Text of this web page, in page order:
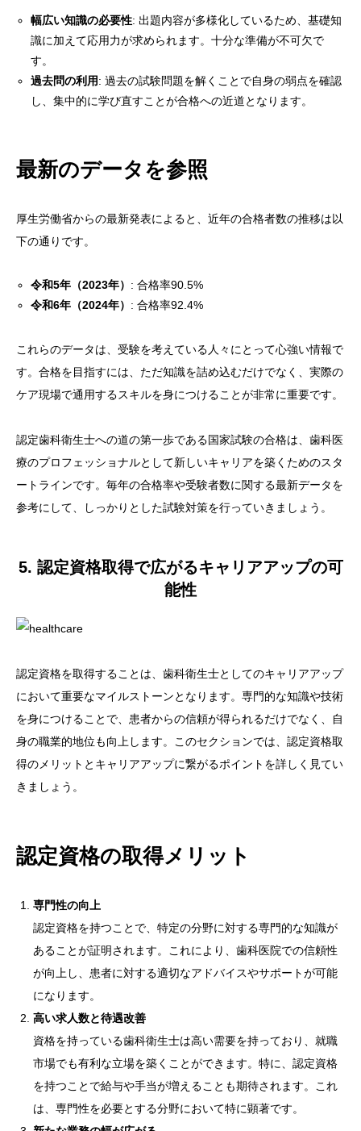
幅広い知識の必要性: 出題内容が多様化しているため、基礎知
識に加えて応用力が求められます。十分な準備が不可欠で
す。
過去問の利用: 過去の試験問題を解くことで自身の弱点を確認
し、集中的に学び直すことが合格への近道となります。
最新のデータを参照
厚生労働省からの最新発表によると、近年の合格者数の推移は以
下の通りです。
令和5年（2023年） : 合格率90.5%
令和6年（2024年） : 合格率92.4%
これらのデータは、受験を考えている人々にとって心強い情報で
す。合格を目指すには、ただ知識を詰め込むだけでなく、実際の
ケア現場で通用するスキルを身につけることが非常に重要です。
認定歯科衛生士への道の第一歩である国家試験の合格は、歯科医
療のプロフェッショナルとして新しいキャリアを築くためのスタ
ートラインです。毎年の合格率や受験者数に関する最新データを
参考にして、しっかりとした試験対策を行っていきましょう。
5. 認定資格取得で広がるキャリアアップの可
能性
認定資格を取得することは、歯科衛生士としてのキャリアアップ
において重要なマイルストーンとなります。専門的な知識や技術
を身につけることで、患者からの信頼が得られるだけでなく、自
身の職業的地位も向上します。このセクションでは、認定資格取
得のメリットとキャリアアップに繋がるポイントを詳しく見てい
きましょう。
認定資格の取得メリット
専門性の向上
認定資格を持つことで、特定の分野に対する専門的な知識が
あることが証明されます。これにより、歯科医院での信頼性
が向上し、患者に対する適切なアドバイスやサポートが可能
になります。
高い求人数と待遇改善
資格を持っている歯科衛生士は高い需要を持っており、就職
市場でも有利な立場を築くことができます。特に、認定資格
を持つことで給与や手当が増えることも期待されます。これ
は、専門性を必要とする分野において特に顕著です。